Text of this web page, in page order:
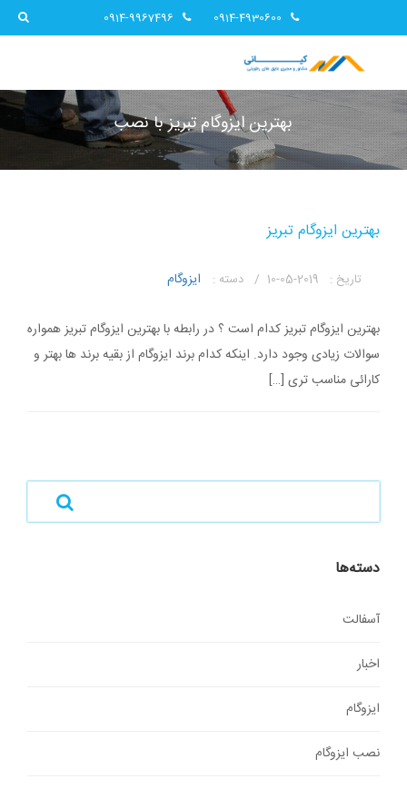
0914-4930600
0914-9967496
بهترین ایزوگام تبریز با نصب
بهترین ایزوگام تبریز
تاریخ : دسته : ایزوگام
بهترین ایزوگام تبریز کدام است ؟ در رابطه با بهترین ایزوگام تبریز همواره
سوالات زیادی وجود دارد. اینکه کدام برند ایزوگام از بقیه برند ها بهتر و
کارائی مناسب تری […]
دسته‌ها
آسفالت
اخبار
ایزوگام
نصب ایزوگام